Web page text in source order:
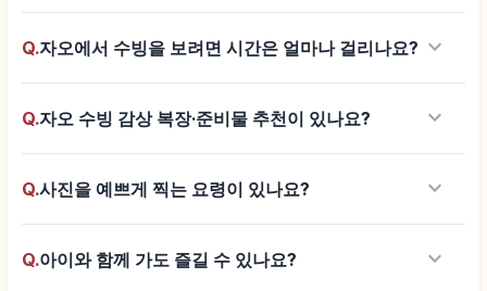
Q.자오에서 수빙을 보려면 시간은 얼마나 걸리나요? keyboard_arrow_down
Q.자오 수빙 감상 복장·준비물 추천이 있나요? keyboard_arrow_down
Q.사진을 예쁘게 찍는 요령이 있나요? keyboard_arrow_down
Q.아이와 함께 가도 즐길 수 있나요? keyboard_arrow_down